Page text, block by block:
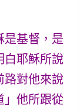
是基督，是
白耶穌所說
路對他來說
」他所跟從